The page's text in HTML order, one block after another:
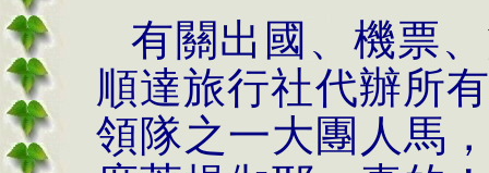
有關出國、機票
順達旅行社代辦所
領隊之一大團人馬